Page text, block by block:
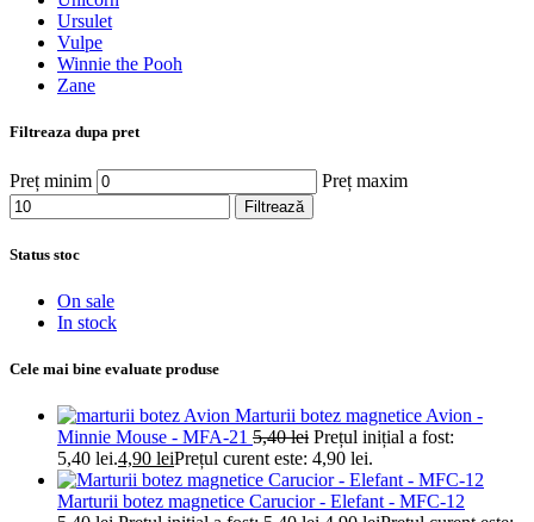
Ursulet
Vulpe
Winnie the Pooh
Zane
Filtreaza dupa pret
Preț minim Preț maxim
Filtrează
Status stoc
On sale
In stock
Cele mai bine evaluate produse
Marturii botez magnetice Avion -
Minnie Mouse - MFA-21 5,40lei Prețul inițial a fost:
5,40 lei.4,90 leiPrețul curent este: 4,90 lei.
Marturii botez magnetice Carucior - Elefant - MFC-12